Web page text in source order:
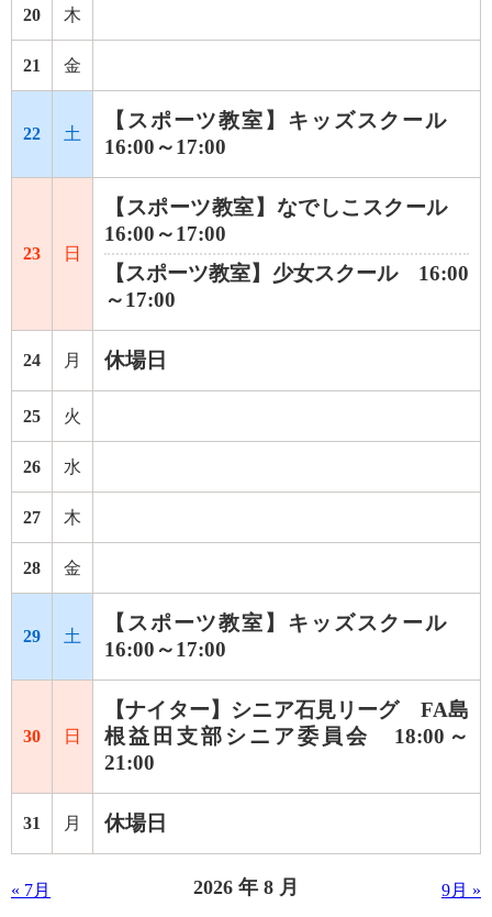
20 木
21 金
22 土
【スポーツ教室】キッズスクール
16:00～17:00
23 日
【スポーツ教室】なでしこスクール
16:00～17:00
【スポーツ教室】少女スクール 16:00
～17:00
24 月 休場日
25 火
26 水
27 木
28 金
29 土
【スポーツ教室】キッズスクール
16:00～17:00
30 日
【ナイター】シニア石見リーグ FA島
根益田支部シニア委員会 18:00～
21:00
31 月 休場日
« 7月 2026 年 8 月 9月 »